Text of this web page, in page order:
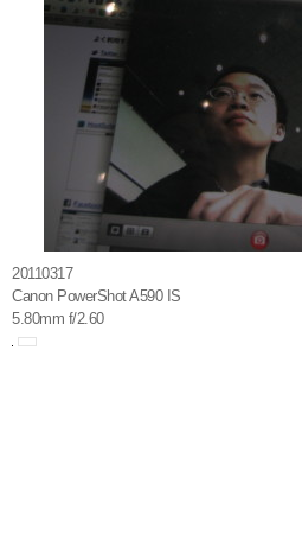
20110317
Canon PowerShot A590 IS
5.80mm f/2.60